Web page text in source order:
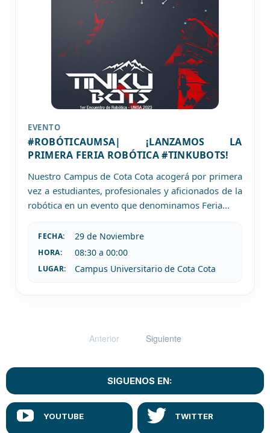
EVENTO
#ROBÓTICAUMSA| ¡LANZAMOS LA
PRIMERA FERIA ROBÓTICA #TINKUBOTS!
Nuestro Campus de Cota Cota acogerá por primera
vez a estudiantes, profesionales y aficionados de la
robótica en un evento que denominamos Feria...
FECHA: 29 de Noviembre
HORA: 08:30 a 00:00
LUGAR: Campus Universitario de Cota Cota
Anterior Siguiente
SIGUENOS EN: